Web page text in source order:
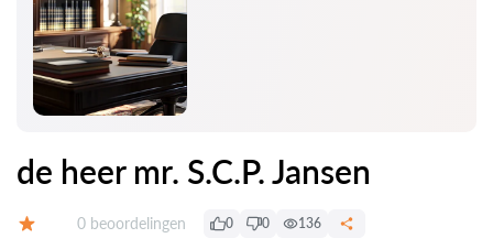
de heer mr. S.C.P. Jansen
Getuigenissen:
0 beoordelingen 0 0 136